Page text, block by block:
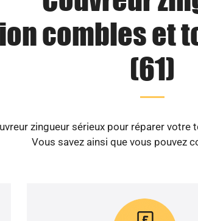
combles et
(61)
zingueur sérieux pour réparer
Vous savez ainsi que vous pouvez